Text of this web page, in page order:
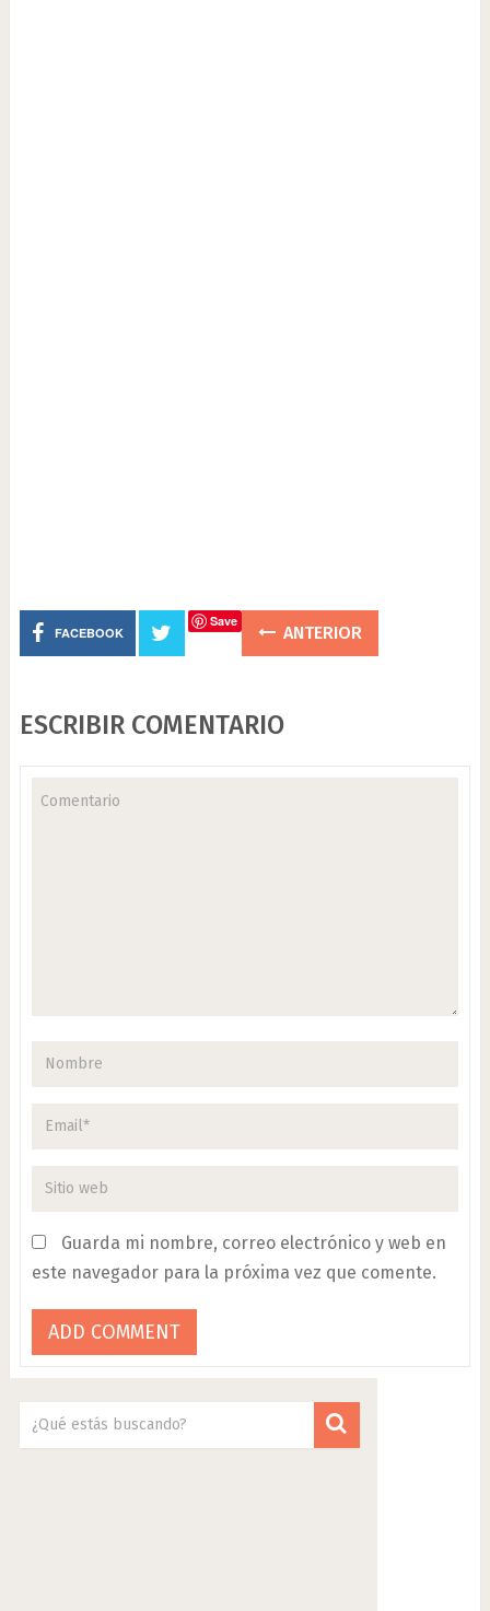
FACEBOOK
Save
ANTERIOR
ESCRIBIR COMENTARIO
Guarda mi nombre, correo electrónico y web en
este navegador para la próxima vez que comente.